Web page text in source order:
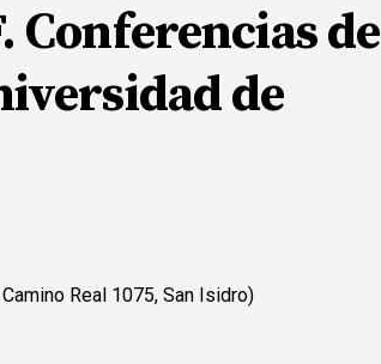
Conferencias de
de
Real 1075, San Isidro)